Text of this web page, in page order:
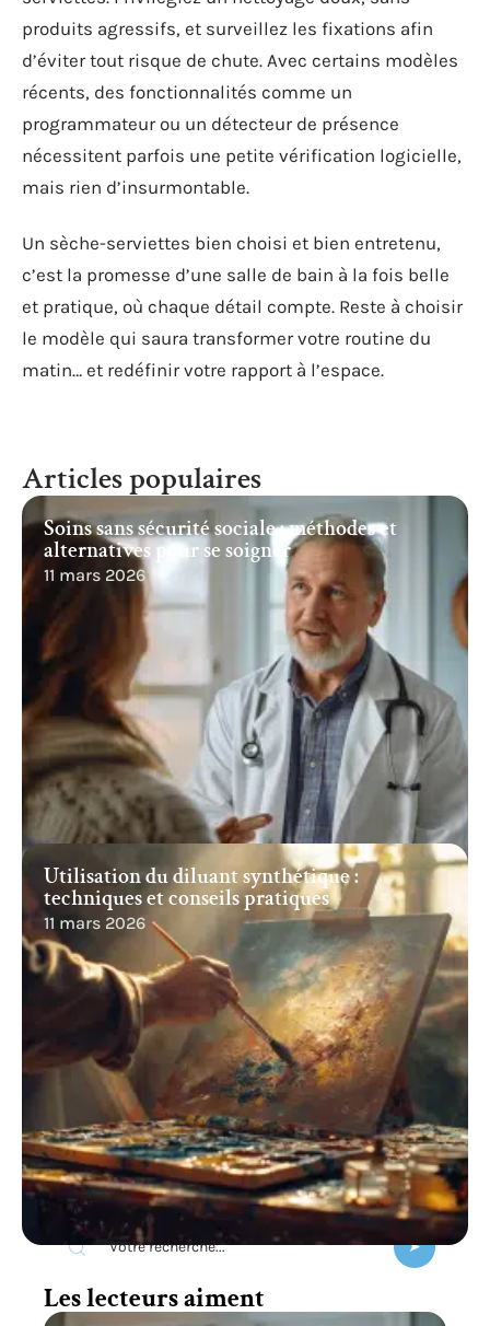
produits agressifs, et surveillez les fixations afin
d’éviter tout risque de chute. Avec certains modèles
récents, des fonctionnalités comme un
programmateur ou un détecteur de présence
nécessitent parfois une petite vérification logicielle,
mais rien d’insurmontable.
Un sèche-serviettes bien choisi et bien entretenu,
c’est la promesse d’une salle de bain à la fois belle
et pratique, où chaque détail compte. Reste à choisir
le modèle qui saura transformer votre routine du
matin… et redéfinir votre rapport à l’espace.
Articles populaires
Soins sans sécurité sociale : méthodes et
alternatives pour se soigner
11 mars 2026
Utilisation du diluant synthétique :
techniques et conseils pratiques
11 mars 2026
Recherche
Les lecteurs aiment